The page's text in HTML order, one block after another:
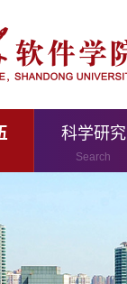
科学研究
Search